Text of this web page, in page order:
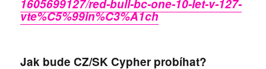
1605699127/red-bull-bc-one-10-let-v-127-
vte%C5%99in%C3%A1ch
Jak bude CZ/SK Cypher probíhat?